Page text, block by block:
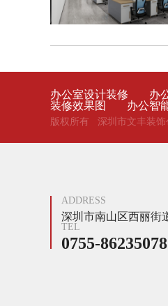
办公室设计装修 办
装修效果图
办公智
版权所有 深圳市文丰装
ADDRESS
深圳市南山区西丽街
TEL
0755-86235078